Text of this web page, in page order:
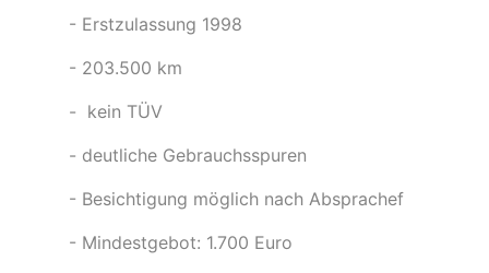
- Erstzulassung 1998
- 203.500 km
- kein TÜV
- deutliche Gebrauchsspuren
- Besichtigung möglich nach Absprachef
- Mindestgebot: 1.700 Euro